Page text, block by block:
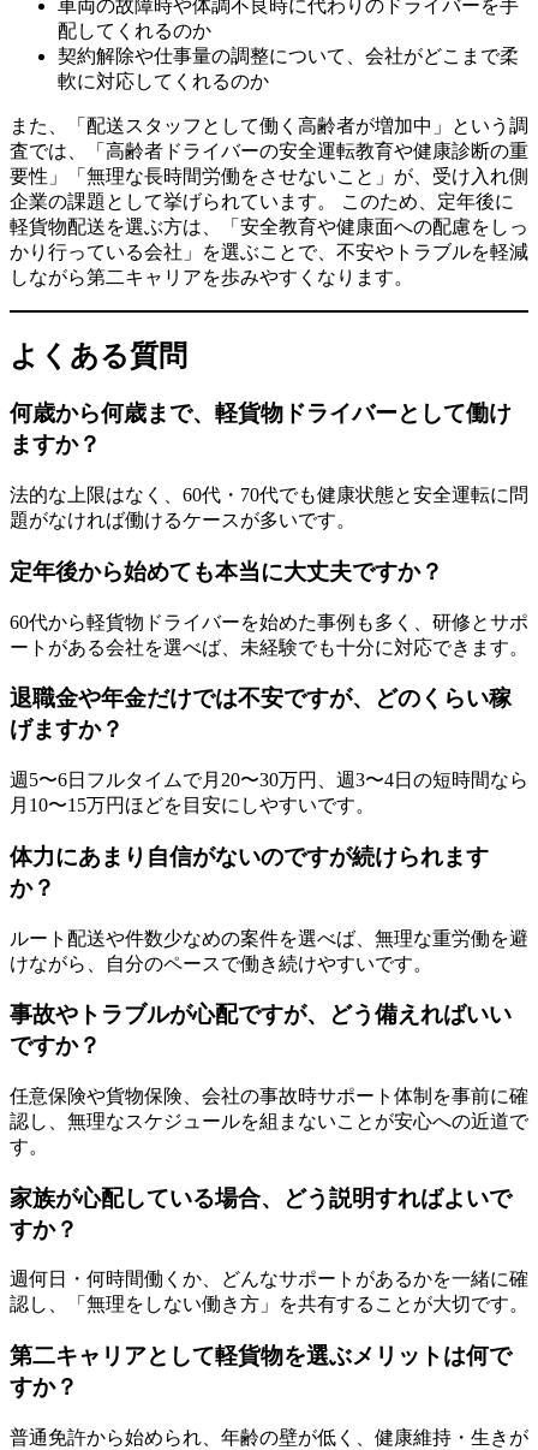
車両の故障時や体調不良時に代わりのドライバーを手
配してくれるのか
契約解除や仕事量の調整について、会社がどこまで柔
軟に対応してくれるのか
また、「配送スタッフとして働く高齢者が増加中」という調
査では、「高齢者ドライバーの安全運転教育や健康診断の重
要性」「無理な長時間労働をさせないこと」が、受け入れ側
企業の課題として挙げられています。 このため、定年後に
軽貨物配送を選ぶ方は、「安全教育や健康面への配慮をしっ
かり行っている会社」を選ぶことで、不安やトラブルを軽減
しながら第二キャリアを歩みやすくなります。
よくある質問
何歳から何歳まで、軽貨物ドライバーとして働け
ますか？
法的な上限はなく、60代・70代でも健康状態と安全運転に問
題がなければ働けるケースが多いです。
定年後から始めても本当に大丈夫ですか？
60代から軽貨物ドライバーを始めた事例も多く、研修とサポ
ートがある会社を選べば、未経験でも十分に対応できます。
退職金や年金だけでは不安ですが、どのくらい稼
げますか？
週5〜6日フルタイムで月20〜30万円、週3〜4日の短時間なら
月10〜15万円ほどを目安にしやすいです。
体力にあまり自信がないのですが続けられます
か？
ルート配送や件数少なめの案件を選べば、無理な重労働を避
けながら、自分のペースで働き続けやすいです。
事故やトラブルが心配ですが、どう備えればいい
ですか？
任意保険や貨物保険、会社の事故時サポート体制を事前に確
認し、無理なスケジュールを組まないことが安心への近道で
す。
家族が心配している場合、どう説明すればよいで
すか？
週何日・何時間働くか、どんなサポートがあるかを一緒に確
認し、「無理をしない働き方」を共有することが大切です。
第二キャリアとして軽貨物を選ぶメリットは何で
すか？
普通免許から始められ、年齢の壁が低く、健康維持・生きが